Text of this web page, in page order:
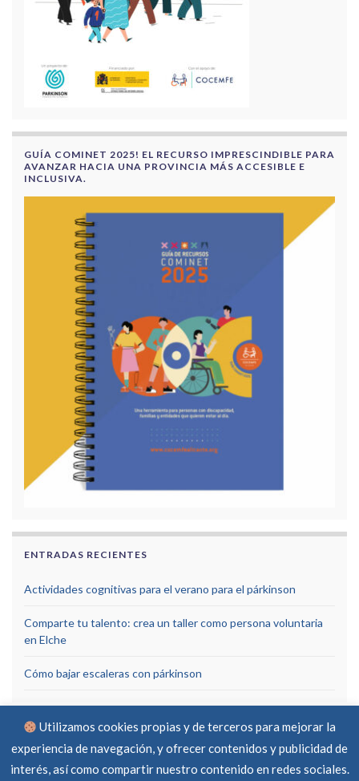
GUÍA COMINET 2025! EL RECURSO IMPRESCINDIBLE PARA
AVANZAR HACIA UNA PROVINCIA MÁS ACCESIBLE E
INCLUSIVA.
ENTRADAS RECIENTES
Actividades cognitivas para el verano para el párkinson
Comparte tu talento: crea un taller como persona voluntaria
en Elche
Cómo bajar escaleras con párkinson
Utilizamos cookies propias y de terceros para mejorar la
experiencia de navegación, y ofrecer contenidos y publicidad de
interés, así como compartir nuestro contenido en redes sociales.